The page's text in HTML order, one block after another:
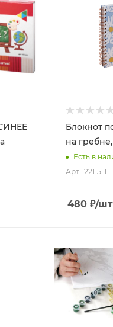
Блокнот
на гребне,
Есть в
Арт.: 22115-1
480 ₽/шт